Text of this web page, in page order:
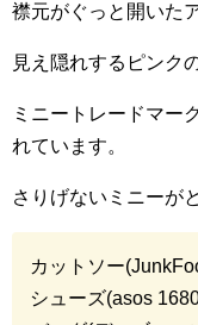
襟元がぐっと開いた
見え隠れするピンク
ミニートレードマー
れています。
さりげないミニーが
カットソー(
シューズ(asos